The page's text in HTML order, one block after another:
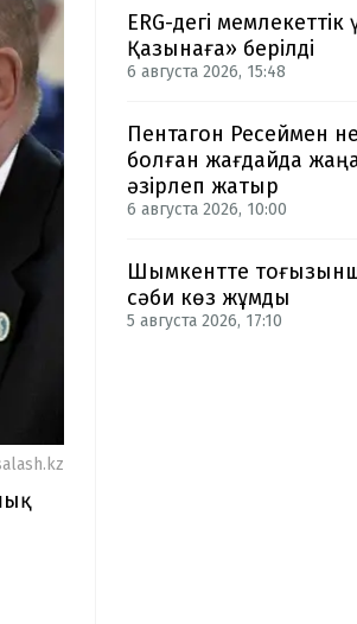
ERG-дегі
Қазынаға» берілді
6 августа 2026, 15:48
Пентагон Ресеймен
болған жағдайда
әзірлеп жатыр
6 августа 2026, 10:00
Шымкентте
сәби көз жұмды
5 августа 2026, 17:10